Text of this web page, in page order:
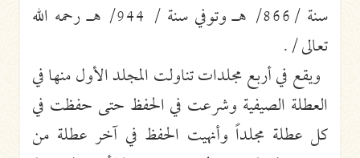
سنة /866/ هـ وتوفي سنة / 944/ هـ رحمه الله
تعالى /.
ويقع في أربع مجلدات تناولت المجلد الأول منها في
العطلة الصيفية وشرعت في الحفظ حتى حفظت في
كل عطلة مجلداً وأنهيت الحفظ في آخر عطلة من